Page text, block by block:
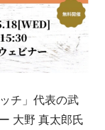
チ」代表の武
大野 真太郎氏